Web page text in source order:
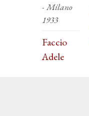
- Milano
1933
Faccio
Adele